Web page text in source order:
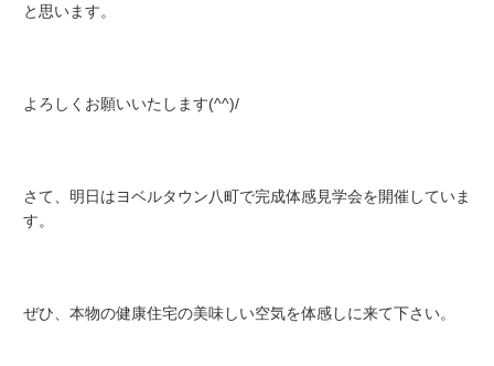
と思います。
よろしくお願いいたします(^^)/
さて、明日はヨベルタウン八町で完成体感見学会を開催していま
す。
ぜひ、本物の健康住宅の美味しい空気を体感しに来て下さい。